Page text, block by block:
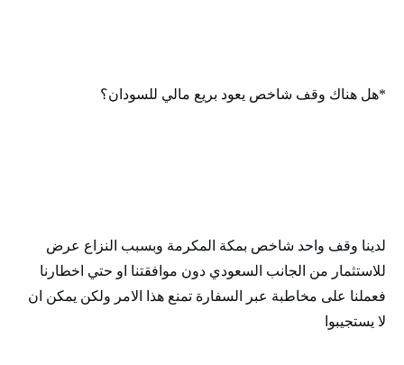
*هل هناك وقف شاخص يعود بريع مالي للسودان؟
لدينا وقف واحد شاخص بمكة المكرمة وبسبب النزاع عرض
للاستثمار من الجانب السعودي دون موافقتنا او حتي اخطارنا
فعملنا على مخاطبة عبر السفارة تمنع هذا الامر ولكن يمكن ان
لا يستجيبوا